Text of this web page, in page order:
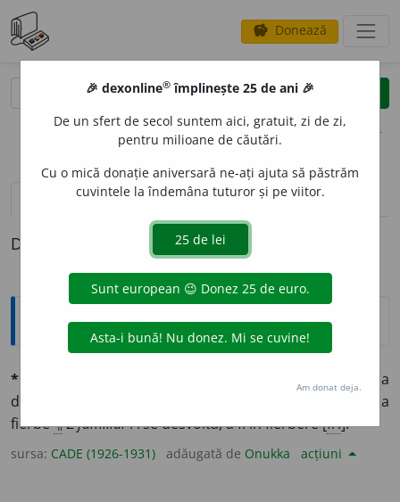
savings Donează
clear
opțiuni
definiții (1)
Definiția cu ID-ul 1342371:
Explicative DEX
*FERMENT
A pune în fermentațiune, a
dospi. II.
A intra în fermentațiune, a dospi, a
fierbe¶2familiarA se desvolta, a fi în fierbere [fr.].
sursa: CADE (1926-1931) adăugată de Onukka acțiuni
🎉 dexonline® împlinește 25 de ani 🎉
De un sfert de secol suntem aici, gratuit, zi de zi,
pentru milioane de căutări.
Cu o mică donație aniversară ne-ați ajuta să păstrăm
cuvintele la îndemâna tuturor și pe viitor.
Am donat deja.